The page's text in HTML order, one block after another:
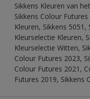
Sikkens Kleuren van
Sikkens Colour
Kleuren, Sikkens 5051,
Kleurselectie Kleuren,
Kleurselectie Witten,
Colour Futures 2023,
Colour Futures 2021,
Futures 2019, Sikkens